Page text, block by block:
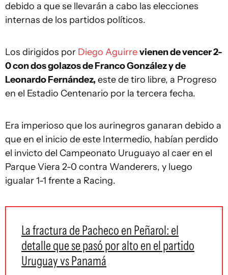
debido a que se llevarán a cabo las elecciones
internas de los partidos políticos.
Los dirigidos por Diego Aguirrevienen de vencer 2-
0 con dos golazos de Franco González y de
Leonardo Fernández, este de tiro libre, a Progreso
en el Estadio Centenario por la tercera fecha.
Era imperioso que los aurinegros ganaran debido a
que en el inicio de este Intermedio, habían perdido
el invicto del Campeonato Uruguayo al caer en el
Parque Viera 2-0 contra Wanderers, y luego
igualar 1-1 frente a Racing.
La fractura de Pacheco en Peñarol: el
detalle que se pasó por alto en el partido
Uruguay vs Panamá